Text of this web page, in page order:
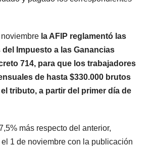
la AFIP reglamentó las
Impuesto a las Ganancias
714, para que los trabajadores
de hasta $330.000 brutos
tributo, a partir del primer día de
más respecto del anterior,
1 de noviembre con la publicación